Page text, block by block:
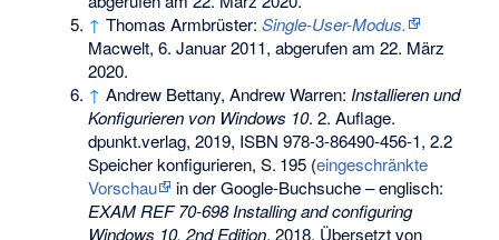
↑ Thomas Armbrüster:Single-User-Modus.
Macwelt, 6. Januar 2011, abgerufen am 22. März
2020.
↑ Andrew Bettany, Andrew Warren: Installieren und
Konfigurieren von Windows 10. 2. Auflage.
dpunkt.verlag, 2019, ISBN 978-3-86490-456-1, 2.2
Speicher konfigurieren,S. 195 (eingeschränkte
Vorschau
in der Google-Buchsuche – englisch:
EXAM REF 70-698 Installing and configuring
Windows 10, 2nd Edition. 2018. Übersetzt von